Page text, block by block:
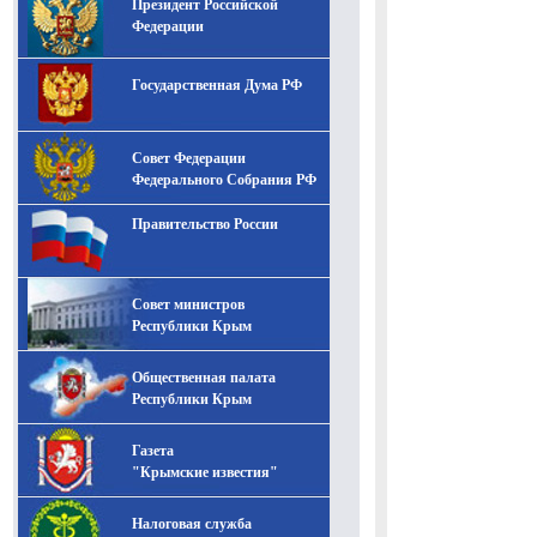
-- Лучшее, что можно сделать с хорошим советом, это
пропустить его мимо ушей. Он никогда не бывает
полезен никому, кроме того, кто его дал.
-- Люблю давать советы и очень не люблю, когда их
дают мне.
Президент Российской
Федерации
Государственная Дума РФ
Совет Федерации
Федерального Собрания РФ
Правительство России
Совет министров
Республики Крым
Общественная палата
Республики Крым
Газета
"Крымские известия"
Налоговая служба